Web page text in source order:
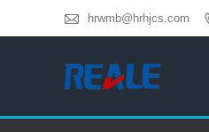
 hrwmb@hrhjcs.com